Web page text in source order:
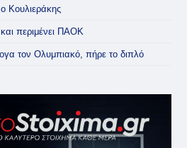
Κουλιεράκης
περιμένει ΠΑΟΚ
τον Ολυμπιακό, πήρε το διπλό